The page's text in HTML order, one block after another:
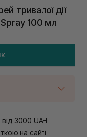
тривалої дії
Spray 100 мл
4
3000 UAH
на сайті